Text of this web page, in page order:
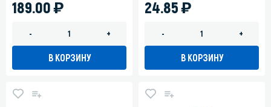
189.00)
- +
В КОРЗИНУ
24.85)
- +
В КОРЗИНУ